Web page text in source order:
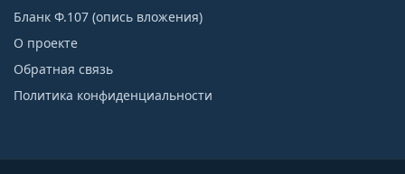
Бланк Ф.107 (опись вложения)
О проекте
Обратная связь
Политика конфиденциальности